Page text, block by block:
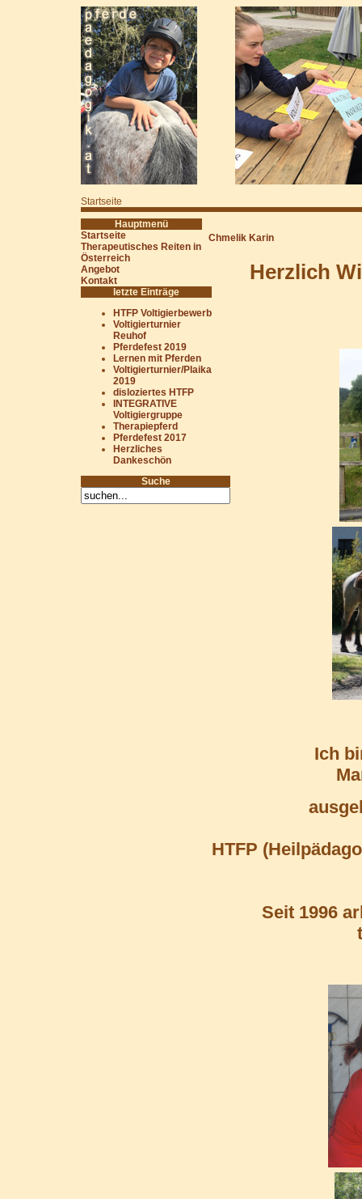
Startseite
Hauptmenü
Startseite
Therapeutisches Reiten in
Österreich
Angebot
Kontakt
letzte Einträge
HTFP Voltigierbewerb
Voltigierturnier
Reuhof
Pferdefest 2019
Lernen mit Pferden
Voltigierturnier/Plaika
2019
disloziertes HTFP
INTEGRATIVE
Voltigiergruppe
Therapiepferd
Pferdefest 2017
Herzliches
Dankeschön
Suche
Chmelik Karin
Herzlich
Ich
HTFP
Seit 1996